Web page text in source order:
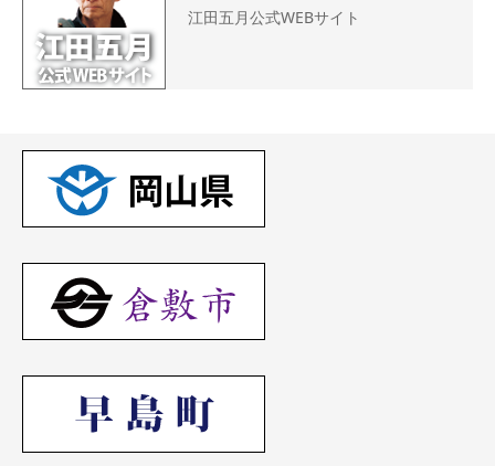
江田五月公式WEBサイト